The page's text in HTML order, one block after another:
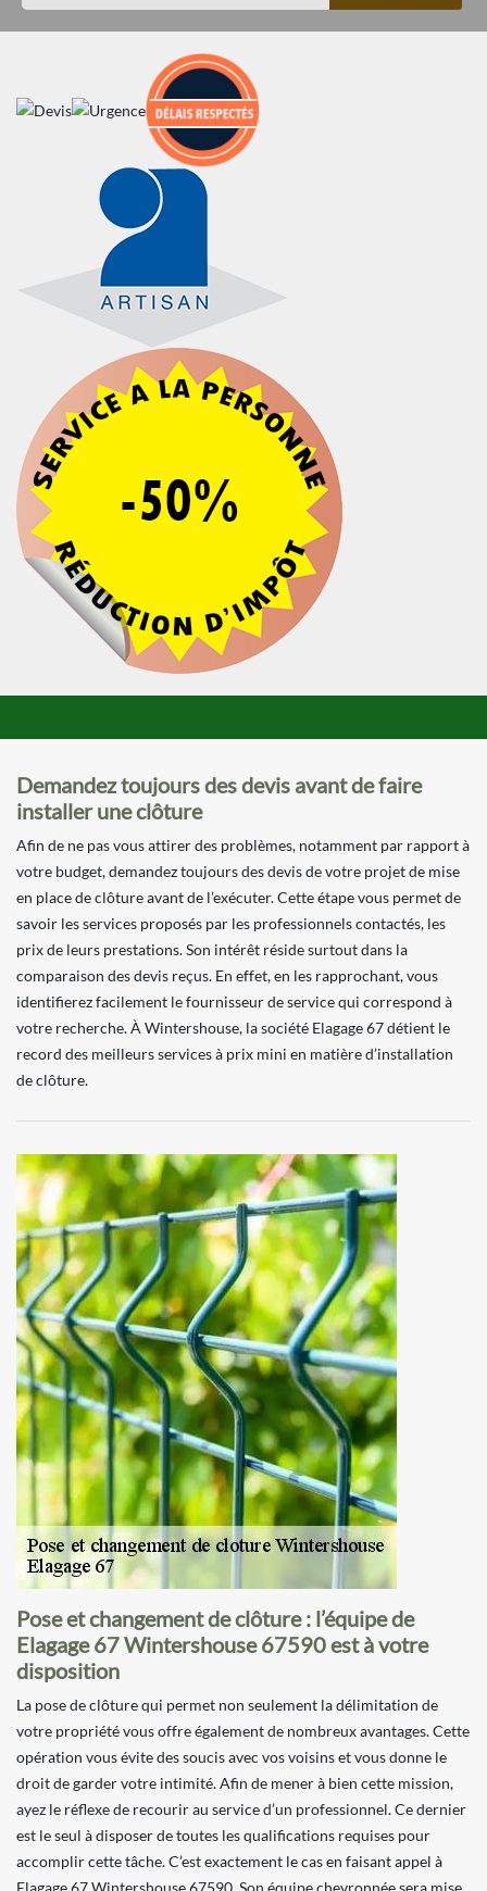
Demandez toujours des devis avant de faire
installer une clôture
Afin de ne pas vous attirer des problèmes, notamment par rapport à
votre budget, demandez toujours des devis de votre projet de mise
en place de clôture avant de l’exécuter. Cette étape vous permet de
savoir les services proposés par les professionnels contactés, les
prix de leurs prestations. Son intérêt réside surtout dans la
comparaison des devis reçus. En effet, en les rapprochant, vous
identifierez facilement le fournisseur de service qui correspond à
votre recherche. À Wintershouse, la société Elagage 67 détient le
record des meilleurs services à prix mini en matière d’installation
de clôture.
Pose et changement de clôture : l’équipe de
Elagage 67 Wintershouse 67590 est à votre
disposition
La pose de clôture qui permet non seulement la délimitation de
votre propriété vous offre également de nombreux avantages. Cette
opération vous évite des soucis avec vos voisins et vous donne le
droit de garder votre intimité. Afin de mener à bien cette mission,
ayez le réflexe de recourir au service d’un professionnel. Ce dernier
est le seul à disposer de toutes les qualifications requises pour
accomplir cette tâche. C’est exactement le cas en faisant appel à
Elagage 67 Wintershouse 67590. Son équipe chevronnée sera mise